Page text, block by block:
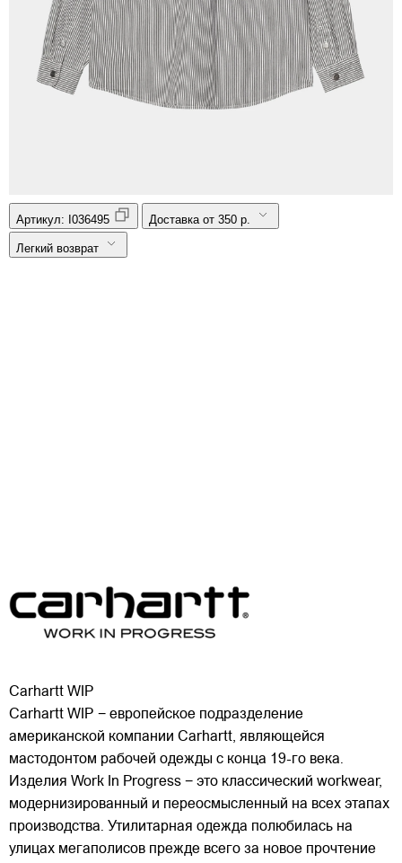
Артикул: I036495 Доставка от 350 р.
Легкий возврат
Carhartt WIP
Carhartt WIP − европейское подразделение
американской компании Carhartt, являющейся
мастодонтом рабочей одежды с конца 19-го века.
Изделия Work In Progress − это классический workwear,
модернизированный и переосмысленный на всех этапах
производства. Утилитарная одежда полюбилась на
улицах мегаполисов прежде всего за новое прочтение